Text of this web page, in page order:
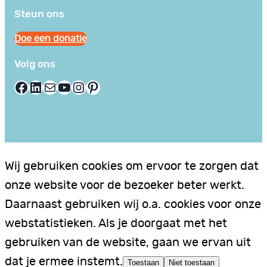
Steun ons
Doe een donatie
Volg ons
Facebook LinkedIn E-mail YouTube InstagramPinterest
Wij gebruiken cookies om ervoor te zorgen dat
onze website voor de bezoeker beter werkt.
Daarnaast gebruiken wij o.a. cookies voor onze
webstatistieken. Als je doorgaat met het
gebruiken van de website, gaan we ervan uit
dat je ermee instemt. Toestaan Niet toestaan